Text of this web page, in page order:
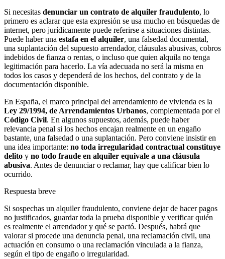
Si necesitas denunciar un contrato de alquiler fraudulento, lo
primero es aclarar que esta expresión se usa mucho en búsquedas de
internet, pero jurídicamente puede referirse a situaciones distintas.
Puede haber una estafa en el alquiler, una falsedad documental,
una suplantación del supuesto arrendador, cláusulas abusivas, cobros
indebidos de fianza o rentas, o incluso que quien alquila no tenga
legitimación para hacerlo. La vía adecuada no será la misma en
todos los casos y dependerá de los hechos, del contrato y de la
documentación disponible.
En España, el marco principal del arrendamiento de vivienda es la
Ley 29/1994, de Arrendamientos Urbanos, complementada por el
Código Civil. En algunos supuestos, además, puede haber
relevancia penal si los hechos encajan realmente en un engaño
bastante, una falsedad o una suplantación. Pero conviene insistir en
una idea importante: no toda irregularidad contractual constituye
delito y no todo fraude en alquiler equivale a una cláusula
abusiva. Antes de denunciar o reclamar, hay que calificar bien lo
ocurrido.
Respuesta breve
Si sospechas un alquiler fraudulento, conviene dejar de hacer pagos
no justificados, guardar toda la prueba disponible y verificar quién
es realmente el arrendador y qué se pactó. Después, habrá que
valorar si procede una denuncia penal, una reclamación civil, una
actuación en consumo o una reclamación vinculada a la fianza,
según el tipo de engaño o irregularidad.